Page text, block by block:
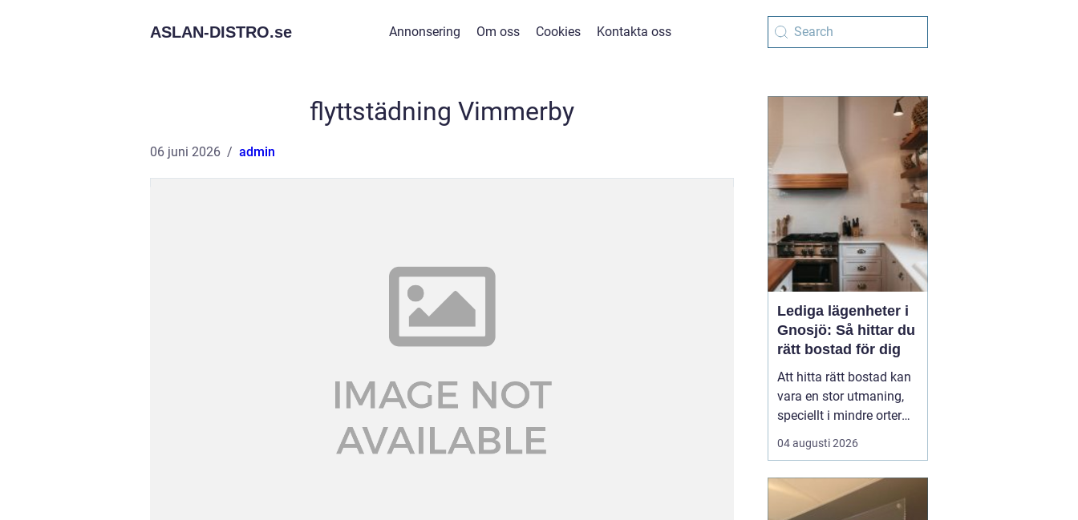
ASLAN-DISTRO.se Annonsering Om oss Cookies Kontakta oss
flyttstädning Vimmerby
06 juni 2026 admin
Lediga lägenheter i
Gnosjö: Så hittar du
rätt bostad för dig
Att hitta rätt bostad kan
vara en stor utmaning,
speciellt i mindre orter
där utbudet kan vara
begränsat. Lediga
het potatis för den som
letar efter ett nytt boende
04 augusti 2026